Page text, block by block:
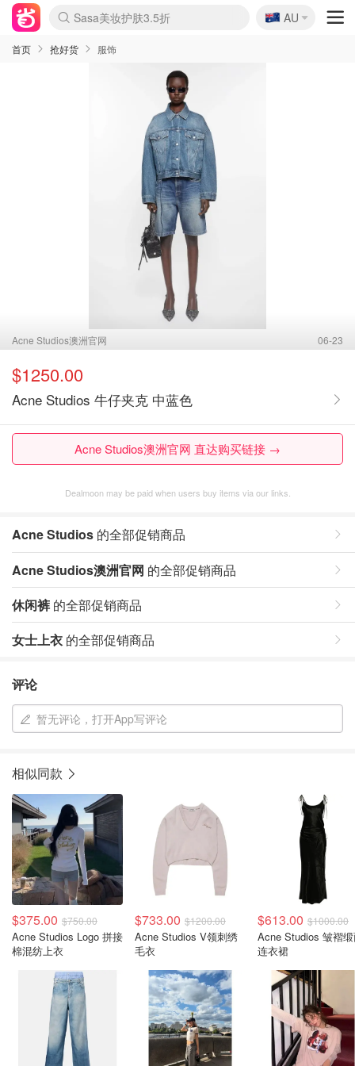
lululemon折扣上新
Sasa美妆护肤3.5折
SSENSE年中2.5折
FreshBeauty好价汇总
Cettire降价+叠9折
WWS Coles超市实拍
viagogo二手票捡漏
Myer超级周末
The Outnet奢牌1折起
David Jones 3折起
Flannels大牌1折
Perfumes Club护肤1折
AMIRO面罩$251
Amazon折扣汇总
eToro入金$200送$50
Amazon数码好物
ICONIC本周7.5折
ThedoubleF高奢地板价
Moose Knuckles 6折
丝芙兰5折起
EUFY摄像头$98
Selenichast首饰2折
Trip机票酒店促销
YSL送5件彩妆礼
Amazon家居好物
Amazon美妆护肤
雅漾大喷$8
过敏原检测盒$33
伊索独家赠50ml沐浴露
科颜氏高保湿面霜$29
SEALIFE海洋馆门票6折
丝塔芙大白罐$16
订阅Newsletter送香薰
Cult Beauty 6.8折
Harrods圣诞日历$525
LN-CC奢牌私促3折
d'Alba空姐喷雾$16
EVE LOM套装£56
Bernardelli独家4折
Adore Beauty 6折起
CT圣诞日历
Mytheresa奢品2.7折
Luxury Escapes 9折
Currentbody美容仪$881
MOON Garden Live
Roborock扫地机$649
Tingo Life水杯$24
Valentino官网5折
CR洗护套装$23
修丽可4件套$159
Myer彩妆2件7折
GANNI官网4.5折
Stylevana韩妆4折
Tessabit高奢8.5折
OGX洗发水$11
Amazon阿德莱德次日达
卡诗8.5折+赠礼
Philips Hue灯具8折
🇦🇺
AU
首页 抢好货 服饰
Acne Studios澳洲官网 06-23
$1250.00
Acne Studios 牛仔夹克 中蓝色
Acne Studios澳洲官网 直达购买链接 →
Dealmoon may be paid when users buy items via our links.
Acne Studios 的全部促销商品
Acne Studios澳洲官网 的全部促销商品
休闲裤 的全部促销商品
女士上衣 的全部促销商品
评论
暂无评论，打开App写评论
相似同款
$375.00 $750.00
Acne Studios Logo 拼接
棉混纺上衣
$733.00 $1200.00
Acne Studios V领刺绣
毛衣
$613.00 $1000.00
Acne Studios 皱褶
连衣裙